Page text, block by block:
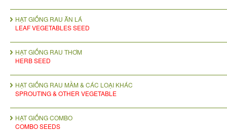
HẠT GIỐNG RAU ĂN LÁ
LEAF VEGETABLES SEED
HẠT GIỐNG RAU THƠM
HERB SEED
HẠT GIỐNG RAU MẦM & CÁC LOẠI KHÁC
SPROUTING & OTHER VEGETABLE
HẠT GIỐNG COMBO
COMBO SEEDS